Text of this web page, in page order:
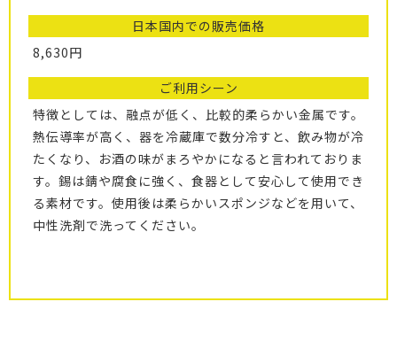
日本国内での販売価格
8,630円
ご利用シーン
特徴としては、融点が低く、比較的柔らかい金属です。
熱伝導率が高く、器を冷蔵庫で数分冷すと、飲み物が冷
たくなり、お酒の味がまろやかになると言われておりま
す。錫は錆や腐食に強く、食器として安心して使用でき
る素材です。使用後は柔らかいスポンジなどを用いて、
中性洗剤で洗ってください。